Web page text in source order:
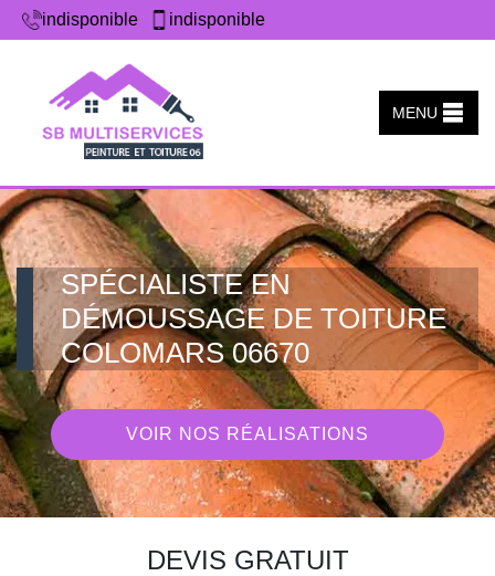
indisponible indisponible
MENU
SPÉCIALISTE EN
DÉMOUSSAGE DE TOITURE
COLOMARS 06670
VOIR NOS RÉALISATIONS
DEVIS GRATUIT